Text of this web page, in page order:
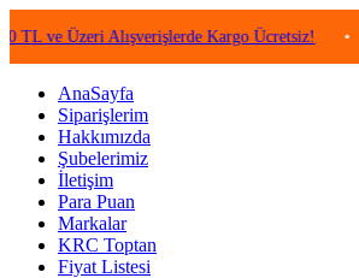
Alışverişlerde Kargo Ücretsiz! • Yeni
AnaSayfa
Siparişlerim
Hakkımızda
Şubelerimiz
İletişim
Para Puan
Markalar
KRC Toptan
Fiyat Listesi